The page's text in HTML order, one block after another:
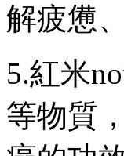
解疲憊
5.紅米
等物質